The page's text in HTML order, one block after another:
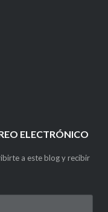
ELECTRÓNICO
a este blog y recibir